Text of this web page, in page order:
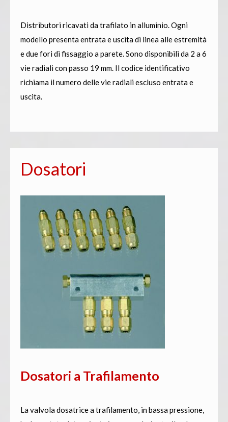
Distributori ricavati da trafilato in alluminio. Ogni
modello presenta entrata e uscita di linea alle estremità
e due fori di fissaggio a parete. Sono disponibili da 2 a 6
vie radiali con passo 19 mm. Il codice identificativo
richiama il numero delle vie radiali escluso entrata e
uscita.
Dosatori
Dosatori a Trafilamento
La valvola dosatrice a trafilamento, in bassa pressione,